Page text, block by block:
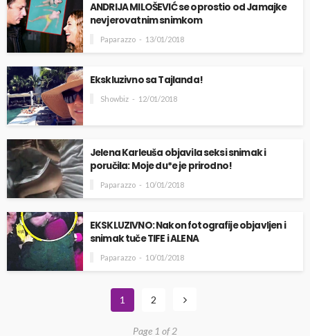
ANDRIJA MILOŠEVIĆ se oprostio od Jamajke
nevjerovatnim snimkom
Paparazzo 13/01/2018
Ekskluzivno sa Tajlanda!
Showbiz 12/01/2018
Jelena Karleuša objavila seksi snimak i
poručila: Moje du*e je prirodno!
Paparazzo 10/01/2018
EKSKLUZIVNO: Nakon fotografije objavljen i
snimak tuče TIFE i ALENA
Paparazzo 10/01/2018
1 2
Page 1 of 2